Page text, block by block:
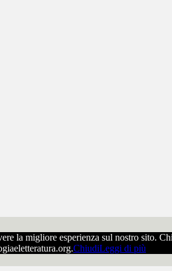
la migliore esperienza sul nostro sito.
ChiudiLeggi di più